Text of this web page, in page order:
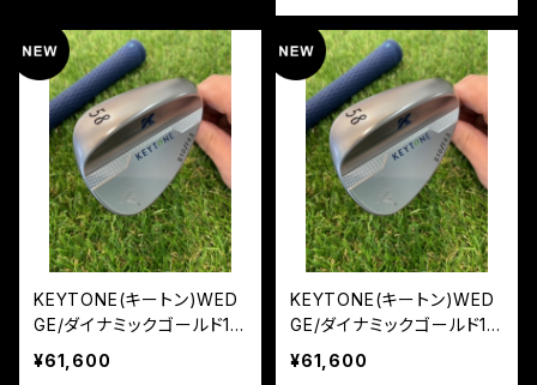
KEYTONE(キートン)WED
GE/ダイナミックゴールド10
5 S200
¥61,600
KEYTONE(キートン)WED
GE/ダイナミックゴールド12
0 S200
¥61,600